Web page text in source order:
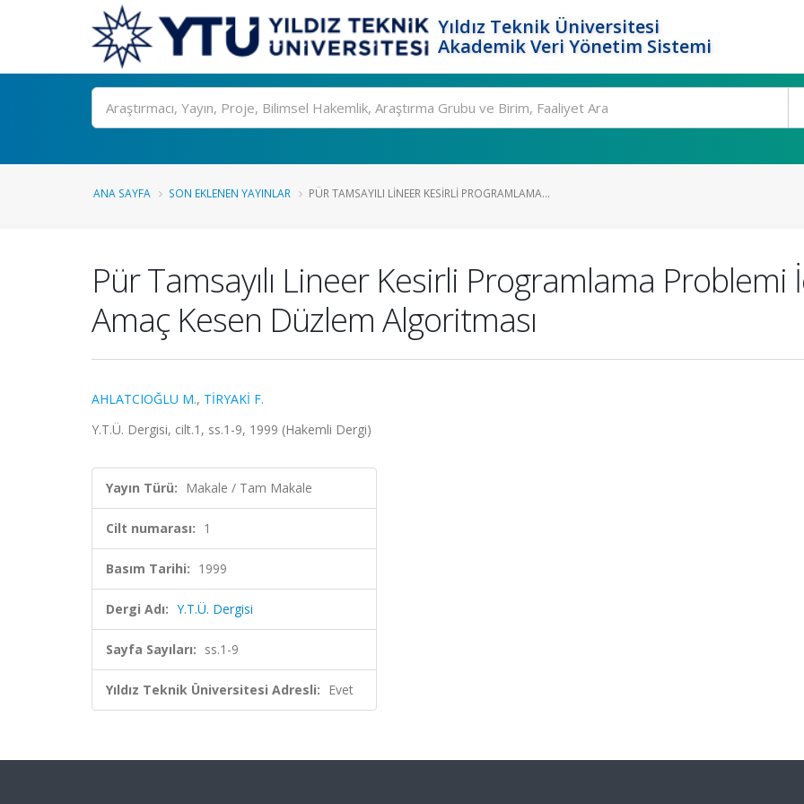
Yıldız Teknik Üniversitesi
Akademik Veri Yönetim Sistemi
Ara
ANA SAYFA SON EKLENEN YAYINLAR PÜR TAMSAYILI LINEER KESIRLI PROGRAMLAMA...
Pür Tamsayılı Lineer Kesirli Programlama
Amaç Kesen Düzlem Algoritması
AHLATCIOĞLU M., TİRYAKİ F.
Y.T.Ü. Dergisi, cilt.1, ss.1-9, 1999 (Hakemli Dergi)
Yayın Türü: Makale / Tam Makale
Cilt numarası: 1
Basım Tarihi: 1999
Dergi Adı: Y.T.Ü. Dergisi
Sayfa Sayıları: ss.1-9
Yıldız Teknik Üniversitesi Adresli: Evet